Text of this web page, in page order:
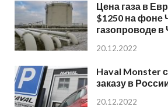
Цена газа в
$1250 на фоне
газопроводе
20.12.2022
Haval Monster
заказу в
20.12.2022